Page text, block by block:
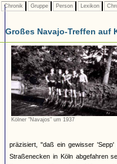
Chronik Gruppe Person Lexikon
Großes Navajo-Treffen auf
Kölner "Navajos" um 1937
präzisiert, "daß ein gewisser
Straßenecken in Köln abgefahren